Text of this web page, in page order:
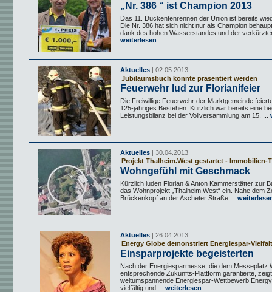
„Nr. 386 “ ist Champion 2013
Das 11. Duckentenrennen der Union ist bereits
Die Nr. 386 hat sich nicht nur als Champion
dank des hohen Wasserstandes und der
weiterlesen
Aktuelles | 02.05.2013
Jubiläumsbuch konnte präsentiert werden
Feuerwehr lud zur Florianifeier
Die Freiwillige Feuerwehr der Marktgemeinde
125-jähriges Bestehen. Kürzlich war bereits eine
Leistungsbilanz bei der Vollversammlung am 15. ...
Aktuelles | 30.04.2013
Projekt Thalheim.West gestartet - Immobilien-
Wohngefühl mit Geschmack
Kürzlich luden Florian & Anton Kammerstätter zur
das Wohnprojekt „Thalheim.West“ ein. Nahe dem
Brückenkopf an der Ascheter Straße ...
Aktuelles | 26.04.2013
Energy Globe demonstriert Energiespar-Vielfalt
Einsparprojekte begeisterten
Nach der Energiesparmesse, die dem Messeplatz
entsprechende Zukunfts-Plattform garantierte,
weltumspannende Energiespar-Wettbewerb
vielfältig und ...
weiterlesen